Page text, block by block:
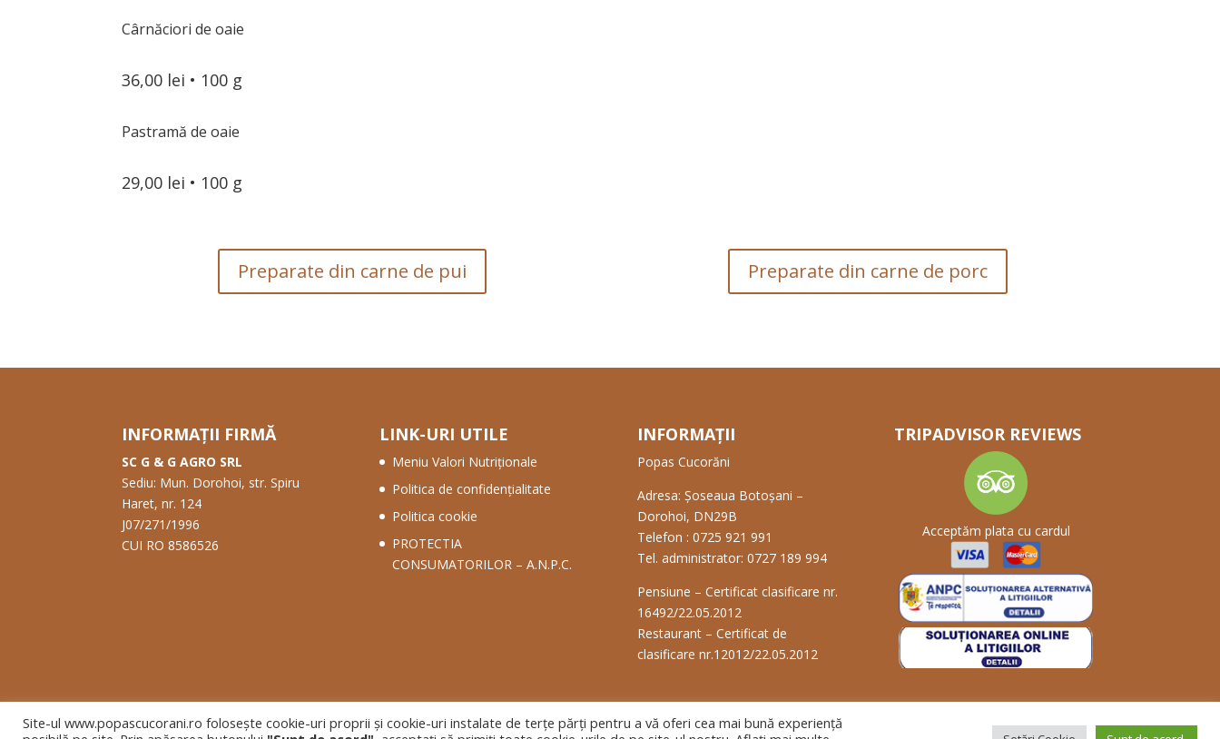
Cârnăciori de oaie
36,00 lei • 100 g
Pastramă de oaie
29,00 lei • 100 g
Preparate din carne de pui Preparate din carne de porc
INFORMAȚII FIRMĂ
SC G & G AGRO SRL
Sediu: Mun. Dorohoi, str. Spiru
Haret, nr. 124
J07/271/1996
CUI RO 8586526
LINK-URI UTILE
Meniu Valori Nutriționale
Politica de confidențialitate
Politica cookie
PROTECTIA
CONSUMATORILOR – A.N.P.C.
INFORMAȚII
Popas Cucorăni
Adresa: Șoseaua Botoșani –
Dorohoi, DN29B
Telefon : 0725 921 991
Tel. administrator: 0727 189 994
Pensiune – Certificat clasificare nr.
16492/22.05.2012
Restaurant – Certificat de
clasificare nr.12012/22.05.2012
TRIPADVISOR REVIEWS
Acceptăm plata cu cardul
Site-ul www.popascucorani.ro folosește cookie-uri proprii şi cookie-uri instalate de terţe părţi pentru a vă oferi cea mai bună experienţă